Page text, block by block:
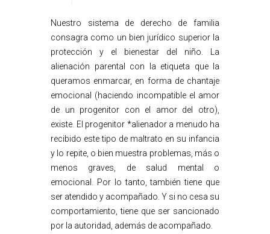
Nuestro sistema de derecho de familia
consagra como un bien jurídico superior la
protección y el bienestar del niño. La
alienación parental con la etiqueta que la
queramos enmarcar, en forma de chantaje
emocional (haciendo incompatible el amor
de un progenitor con el amor del otro),
existe. El progenitor *alienador a menudo ha
recibido este tipo de maltrato en su infancia
y lo repite, o bien muestra problemas, más o
menos graves, de salud mental o
emocional. Por lo tanto, también tiene que
ser atendido y acompañado. Y si no cesa su
comportamiento, tiene que ser sancionado
por la autoridad, además de acompañado.